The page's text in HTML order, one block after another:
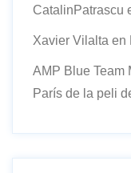
CatalinPatrascu
Xavier Vilalta en
AMP Blue Team
París de la peli